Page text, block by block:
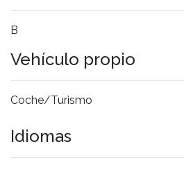
B
Vehículo propio
Coche/Turismo
Idiomas